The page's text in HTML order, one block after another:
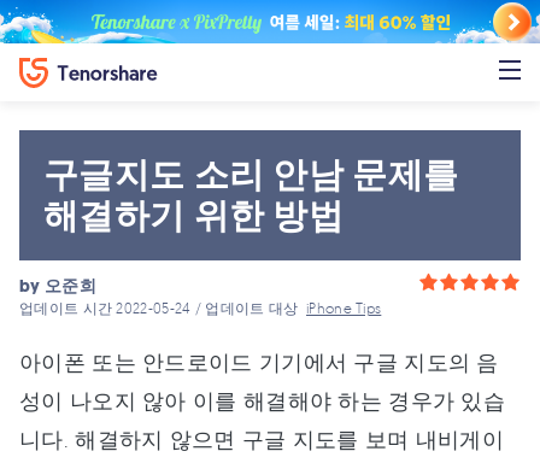
구글지도 소리 안남 문제를
해결하기 위한 방법
by 오준희
업데이트 시간 2022-05-24 / 업데이트 대상iPhone Tips
아이폰 또는 안드로이드 기기에서 구글 지도의 음
성이 나오지 않아 이를 해결해야 하는 경우가 있습
니다. 해결하지 않으면 구글 지도를 보며 내비게이